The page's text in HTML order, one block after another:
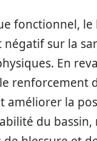
fonctionnel,
négatif sur la
En
renforcement
améliorer la
du bassin,